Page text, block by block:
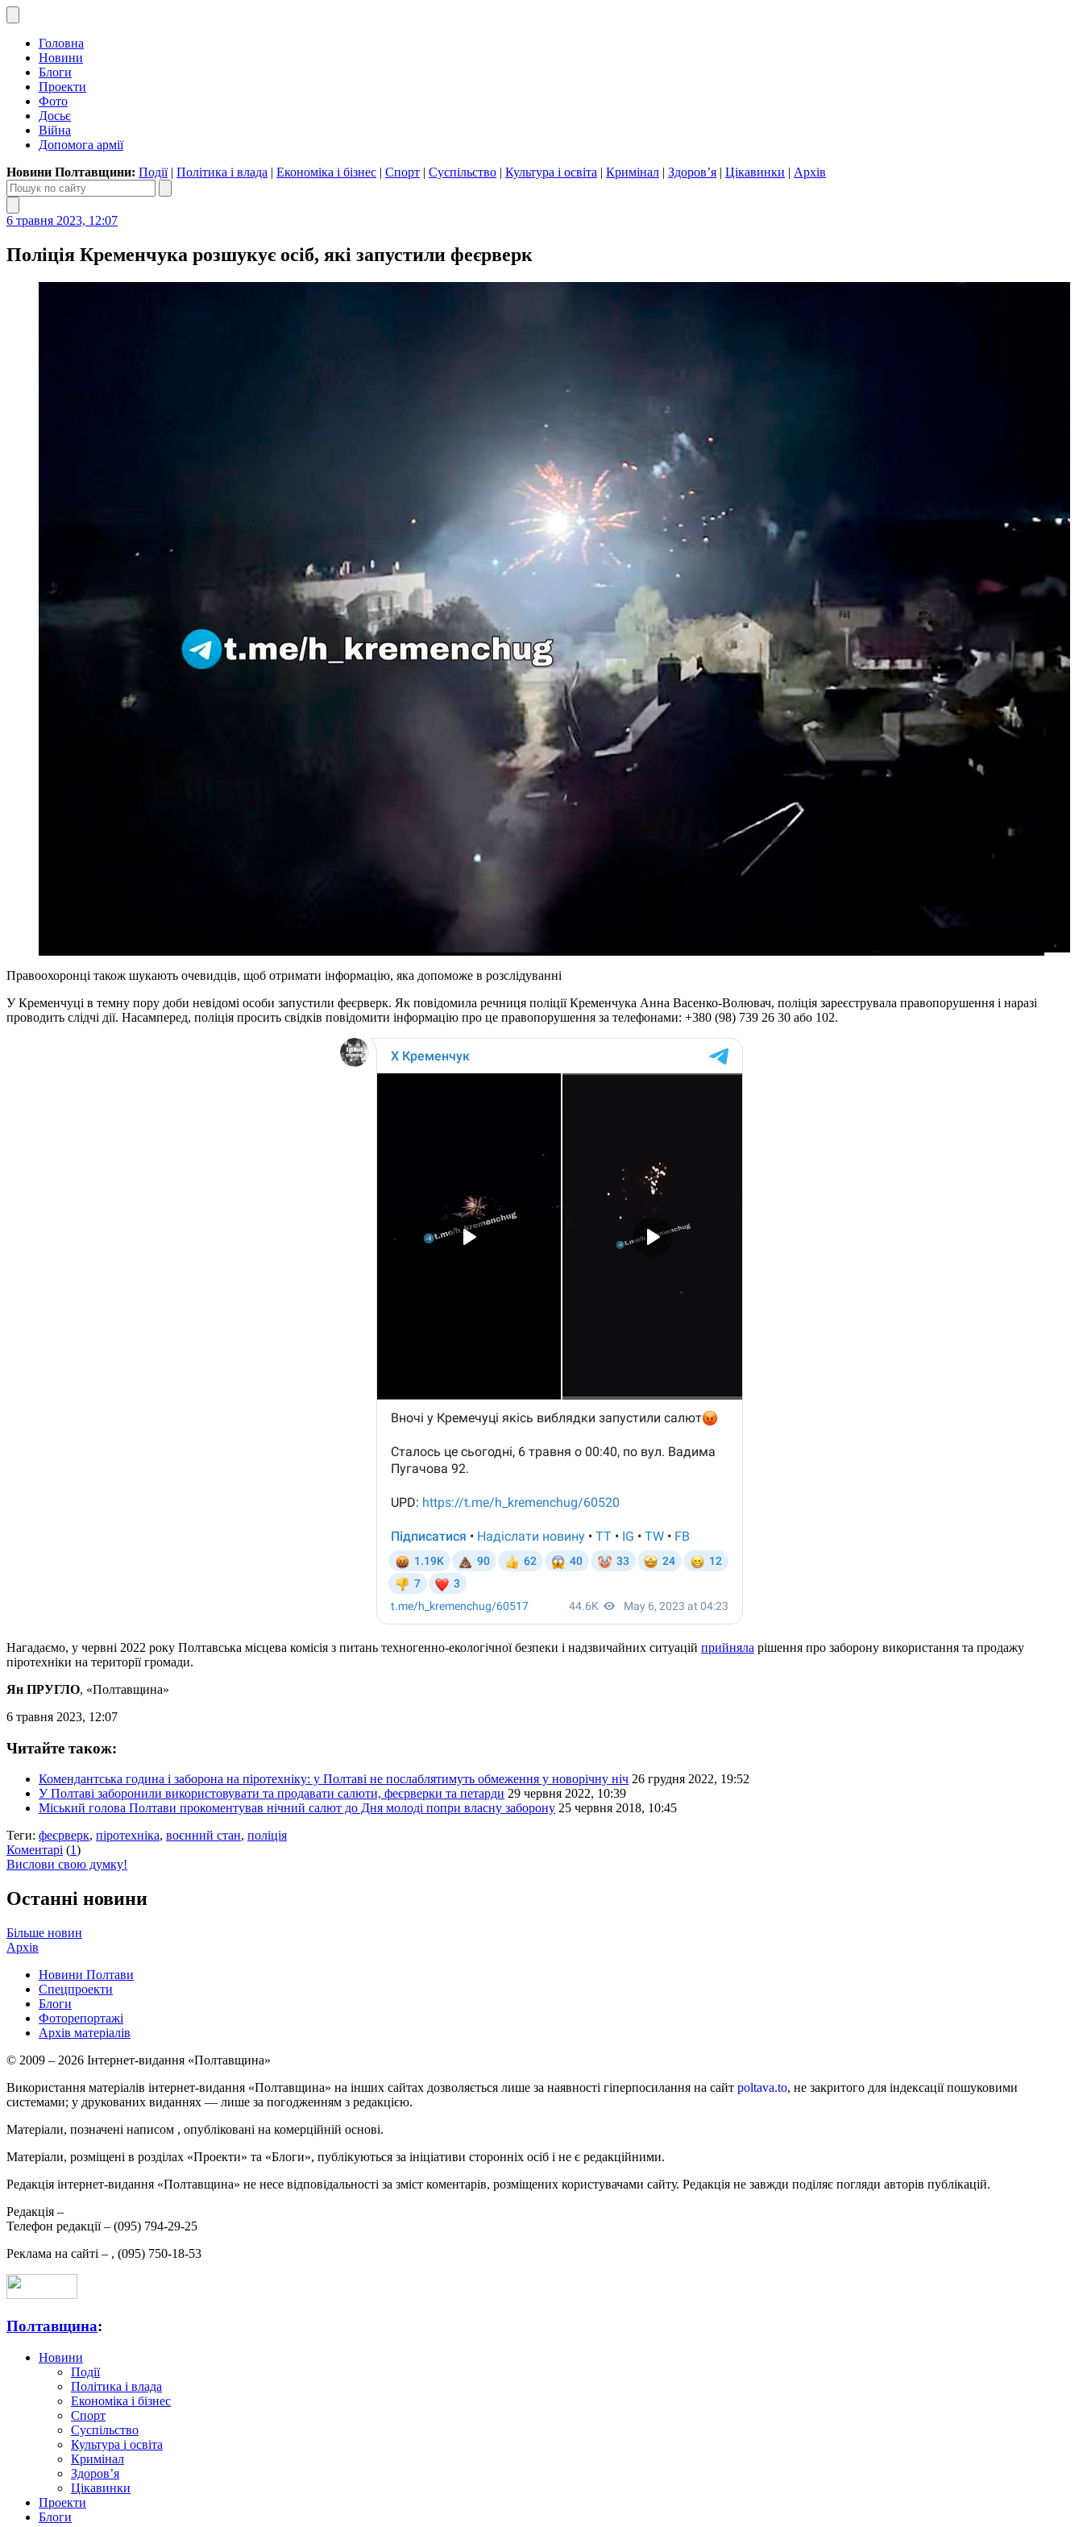
Головна
Новини
Блоги
Проекти
Фото
Досьє
Війна
Допомога армії
Новини Полтавщини: Події| Політика і влада | Економіка і бізнес | Спорт | Суспільство | Культура і освіта | Кримінал | Здоров’я | Цікавинки | Архів
6 травня 2023, 12:07
Поліція Кременчука розшукує осіб, які запустили феєрверк
Правоохоронці також шукають очевидців, щоб отримати інформацію, яка допоможе в розслідуванні
У Кременчуці в темну пору доби невідомі особи запустили феєрверк. Як повідомила речниця поліції Кременчука Анна Васенко-Волювач, поліція зареєструвала правопорушення і наразі
проводить слідчі дії. Насамперед, поліція просить свідків повідомити інформацію про це правопорушення за телефонами: +380 (98) 739 26 30 або 102.
Нагадаємо, у червні 2022 року Полтавська місцева комісія з питань техногенно-екологічної безпеки і надзвичайних ситуацій прийняла рішення про заборону використання та продажу
піротехніки на території громади.
Ян ПРУГЛО, «Полтавщина»
6 травня 2023, 12:07
Читайте також:
Комендантська година і заборона на піротехніку: у Полтаві не послаблятимуть обмеження у новорічну ніч 26 грудня 2022, 19:52
У Полтаві заборонили використовувати та продавати салюти, феєрверки та петарди 29 червня 2022, 10:39
Міський голова Полтави прокоментував нічний салют до Дня молоді попри власну заборону 25 червня 2018, 10:45
Теги: феєрверк, піротехніка, воєнний стан, поліція
Коментарі (1)
Вислови свою думку!
Останні новини
Більше новин
Архів
Новини Полтави
Спецпроекти
Блоги
Фоторепортажі
Архів матеріалів
© 2009 – 2026 Інтернет-видання «Полтавщина»
Використання матеріалів інтернет-видання «Полтавщина» на інших сайтах дозволяється лише за наявності гіперпосилання на сайт poltava.to, не закритого для індексації пошуковими
системами; у друкованих виданнях — лише за погодженням з редакцією.
Матеріали, позначені написом , опубліковані на комерційній основі.
Матеріали, розміщені в розділах «Проекти» та «Блоги», публікуються за ініціативи сторонніх осіб і не є редакційними.
Редакція інтернет-видання «Полтавщина» не несе відповідальності за зміст коментарів, розміщених користувачами сайту. Редакція не завжди поділяє погляди авторів публікацій.
Редакція –
Телефон редакції – (095) 794-29-25
Реклама на сайті – , (095) 750-18-53
Полтавщина:
Новини
Події
Політика і влада
Економіка і бізнес
Спорт
Суспільство
Культура і освіта
Кримінал
Здоров’я
Цікавинки
Проекти
Блоги